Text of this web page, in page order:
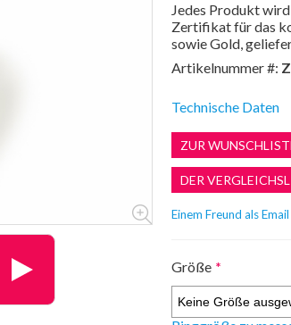
Jedes Produkt
Zertifikat für das
sowie Gold,
Artikelnummer #:
Technische Daten
Größe *